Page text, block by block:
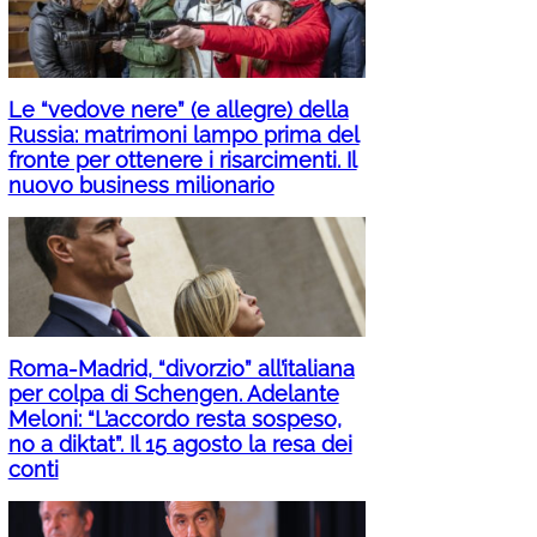
Le “vedove nere” (e allegre) della
Russia: matrimoni lampo prima del
fronte per ottenere i risarcimenti. Il
nuovo business milionario
Roma-Madrid, “divorzio” all’italiana
per colpa di Schengen. Adelante
Meloni: “L’accordo resta sospeso,
no a diktat”. Il 15 agosto la resa dei
conti